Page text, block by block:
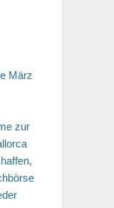
März
zur